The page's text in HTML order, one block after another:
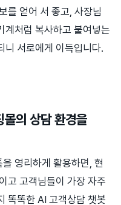
를 얻어 서 좋고, 사장님
계처럼 복사하고 붙여넣는
니 서로에게 이득입니다.
의 상담 환경을
영리하게 활용하면, 현
고 고객님들이 가장 자주
똑똑한 AI 고객상담 챗봇